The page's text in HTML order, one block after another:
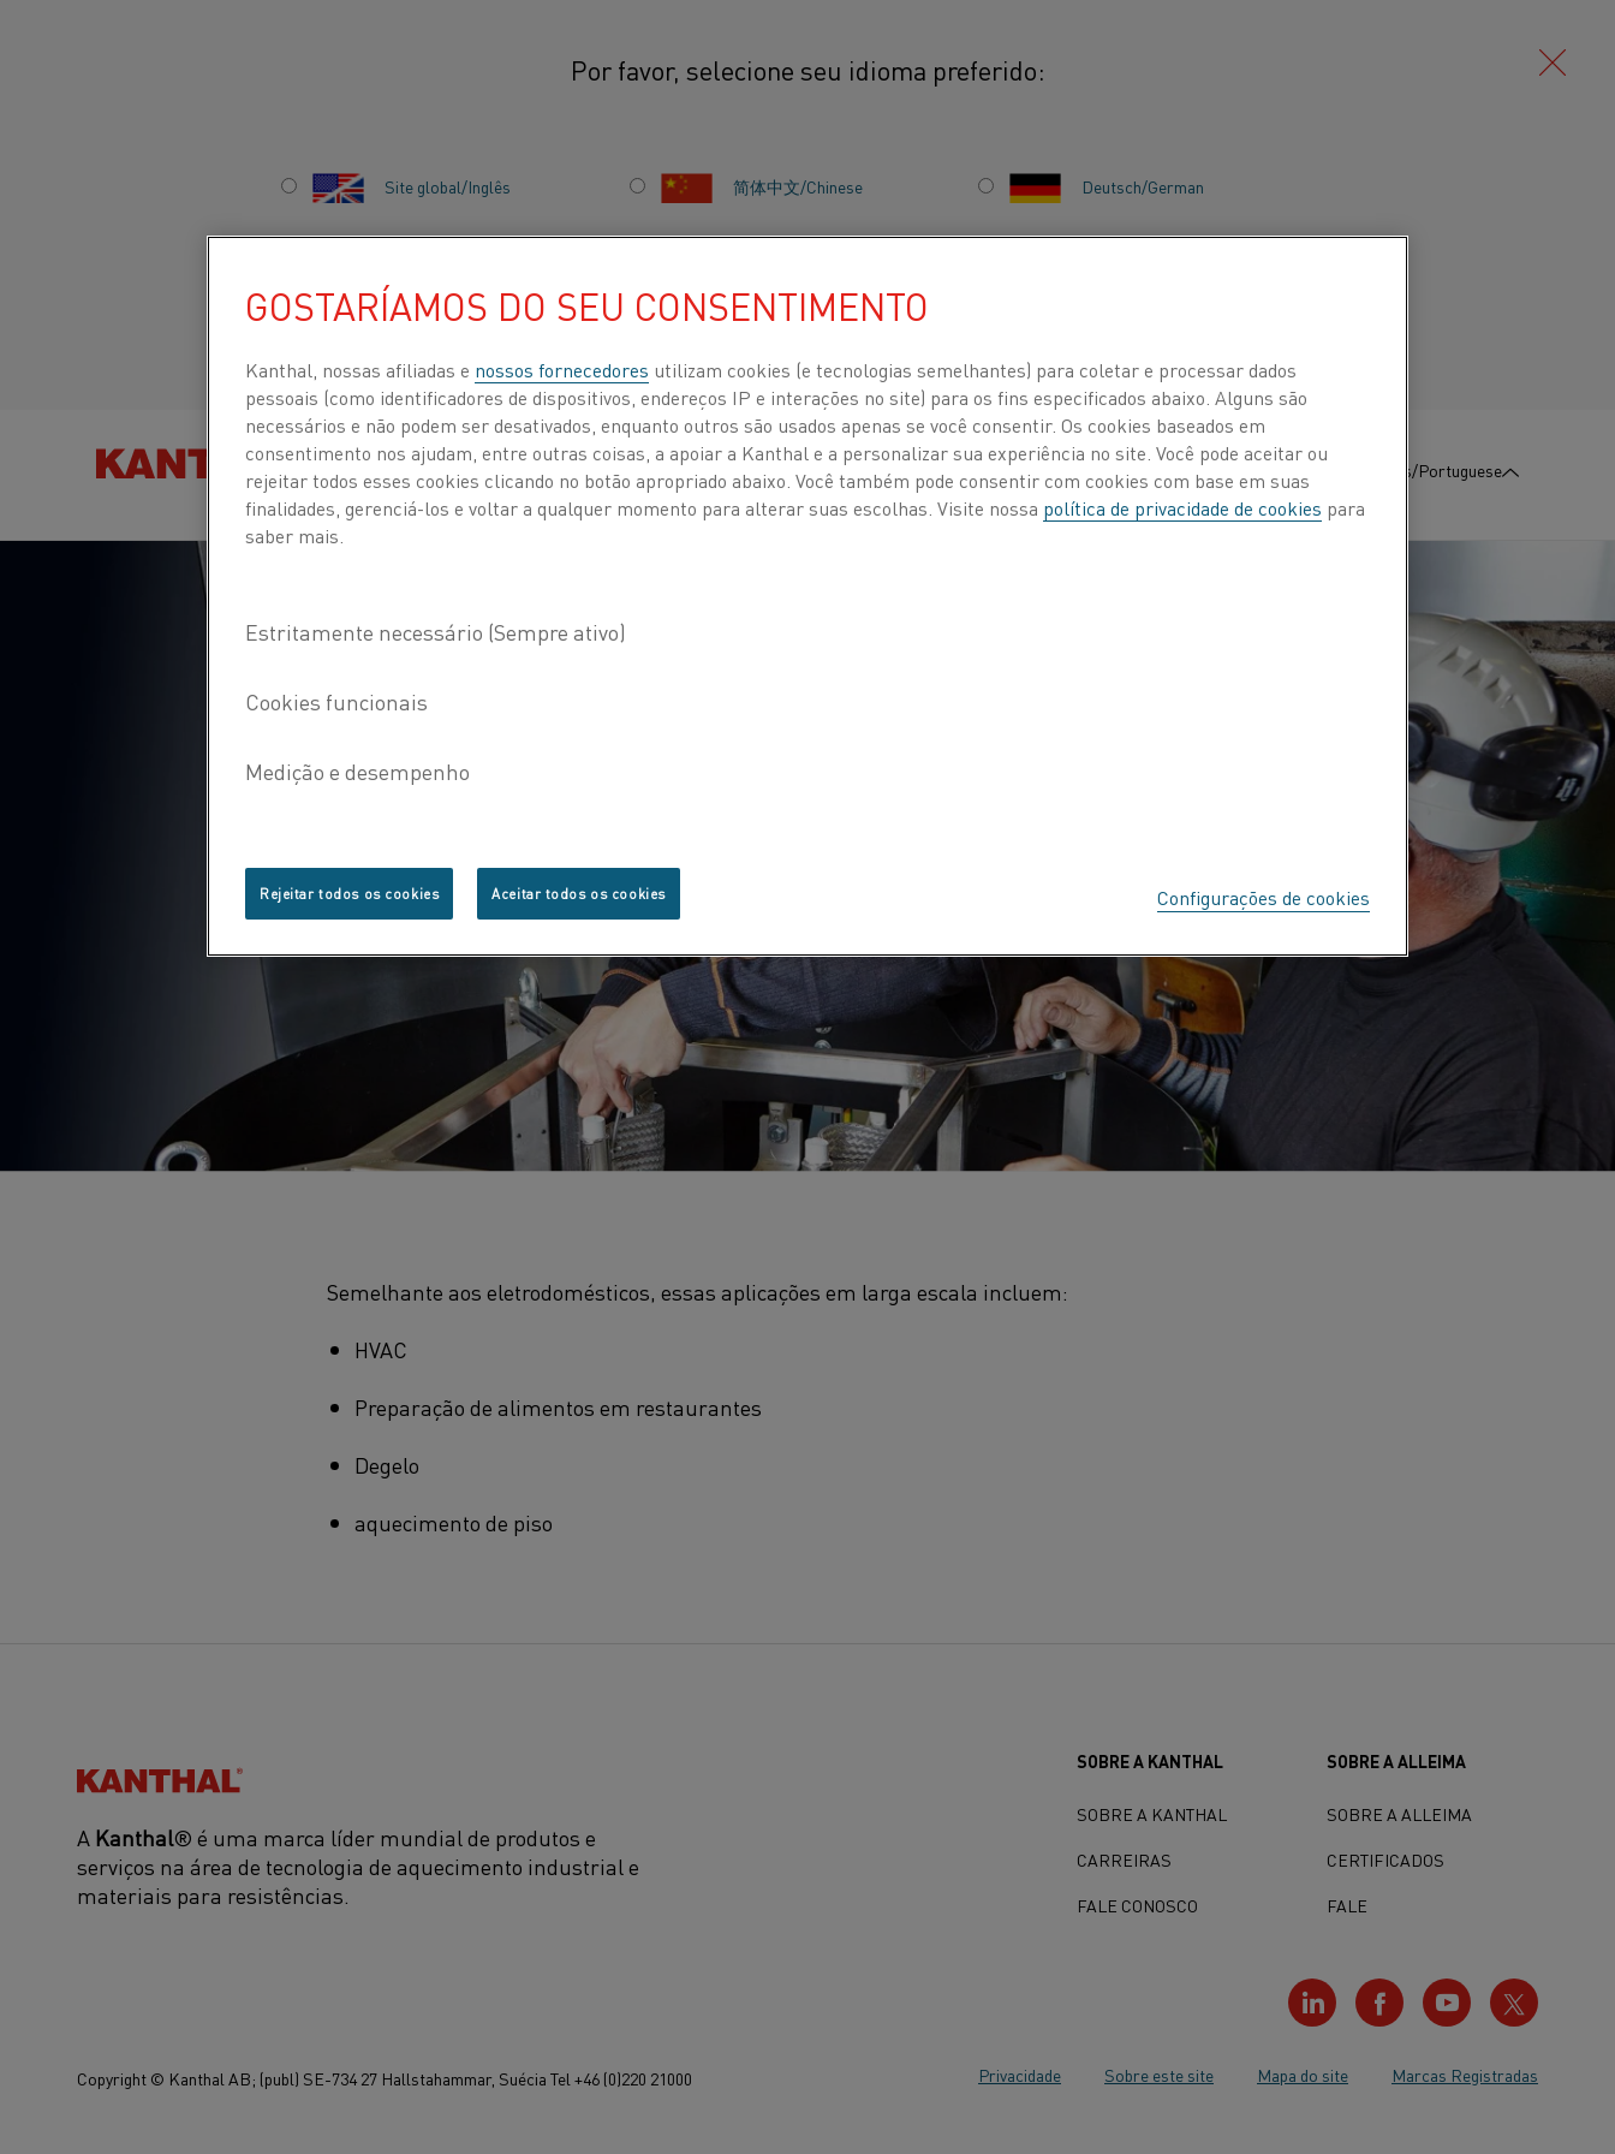
Por favor, selecione seu idioma preferido:
Site global/Inglês 简体中文/Chinese Deutsch/German
Español/Spanish Français/French
ENCONTRE PRODUTOS POR SOBRE NÓS CENTRO DE CONHECIMENTO Contate-Nos Português/Portuguese
Eletrodomésticos e consumidores
APLICAÇÕES
COMERCIAIS
vez de unidades menores de baixa potência, os elementos de
aquecimento podem ser escalonados para grandes
aplicações, como edifícios de escritórios, prédios altos e
muito mais.
Semelhante aos eletrodomésticos, essas aplicações em larga escala incluem:
HVAC
Preparação de alimentos em restaurantes
Degelo
aquecimento de piso
Kanthal®
A Kanthal® é uma marca líder mundial de produtos e
serviços na área de tecnologia de aquecimento industrial e
materiais para resistências.
SOBRE A KANTHAL
SOBRE A KANTHAL
CARREIRAS
FALE CONOSCO
SOBRE A ALLEIMA
SOBRE A ALLEIMA
CERTIFICADOS
FALE
Privacidade Sobre este site Mapa do site Marcas Registradas
Copyright © Kanthal AB; (publ) SE-734 27 Hallstahammar, Suécia Tel +46 (0)220 21000
GOSTARÍAMOS DO SEU CONSENTIMENTO
Kanthal, nossas afiliadas e nossos fornecedores utilizam cookies (e tecnologias semelhantes) para coletar e processar dados
pessoais (como identificadores de dispositivos, endereços IP e interações no site) para os fins especificados abaixo. Alguns são
necessários e não podem ser desativados, enquanto outros são usados apenas se você consentir. Os cookies baseados em
consentimento nos ajudam, entre outras coisas, a apoiar a Kanthal e a personalizar sua experiência no site. Você pode aceitar ou
rejeitar todos esses cookies clicando no botão apropriado abaixo. Você também pode consentir com cookies com base em suas
finalidades, gerenciá-los e voltar a qualquer momento para alterar suas escolhas. Visite nossa política de privacidade de cookies para
saber mais.
Configurações de cookies
Rejeitar todos os cookies Aceitar todos os cookies